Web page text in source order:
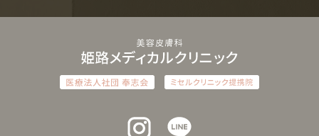
インスタグラム